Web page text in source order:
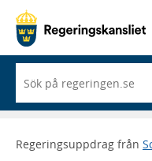
du
börjar
skriva
framträder
Regeringsuppdrag från